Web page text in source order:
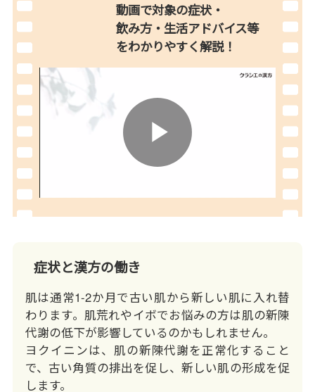
動画で対象の症状・
飲み方・生活アドバイス等
をわかりやすく解説！
Play
症状と漢方の働き
肌は通常1-2か月で古い肌から新しい肌に入れ替
わります。肌荒れやイボでお悩みの方は肌の新陳
代謝の低下が影響しているのかもしれません。
ヨクイニンは、肌の新陳代謝を正常化すること
で、古い角質の排出を促し、新しい肌の形成を促
します。